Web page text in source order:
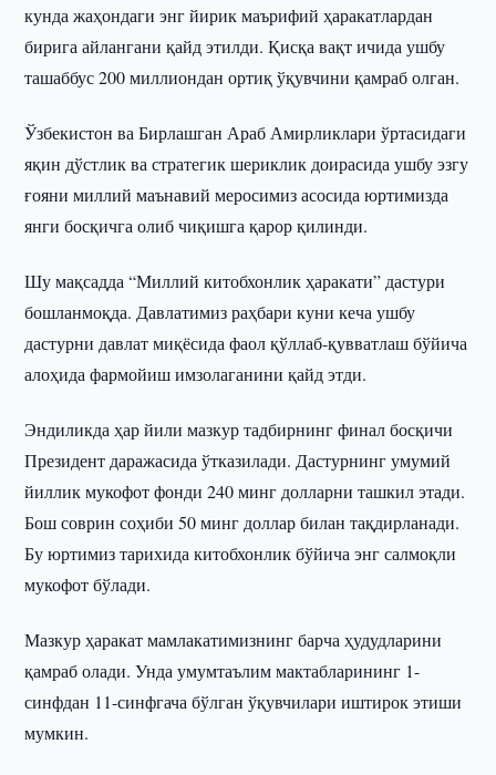
кунда жаҳондаги энг йирик маърифий ҳаракатлардан
бирига айлангани қайд этилди. Қисқа вақт ичида ушбу
ташаббус 200 миллиондан ортиқ ўқувчини қамраб олган.
Ўзбекистон ва Бирлашган Араб Амирликлари ўртасидаги
яқин дўстлик ва стратегик шериклик доирасида ушбу эзгу
ғояни миллий маънавий меросимиз асосида юртимизда
янги босқичга олиб чиқишга қарор қилинди.
Шу мақсадда “Миллий китобхонлик ҳаракати” дастури
бошланмоқда. Давлатимиз раҳбари куни кеча ушбу
дастурни давлат миқёсида фаол қўллаб-қувватлаш бўйича
алоҳида фармойиш имзолаганини қайд этди.
Эндиликда ҳар йили мазкур тадбирнинг финал босқичи
Президент даражасида ўтказилади. Дастурнинг умумий
йиллик мукофот фонди 240 минг долларни ташкил этади.
Бош соврин соҳиби 50 минг доллар билан тақдирланади.
Бу юртимиз тарихида китобхонлик бўйича энг салмоқли
мукофот бўлади.
Мазкур ҳаракат мамлакатимизнинг барча ҳудудларини
қамраб олади. Унда умумтаълим мактабларининг 1-
синфдан 11-синфгача бўлган ўқувчилари иштирок этиши
мумкин.